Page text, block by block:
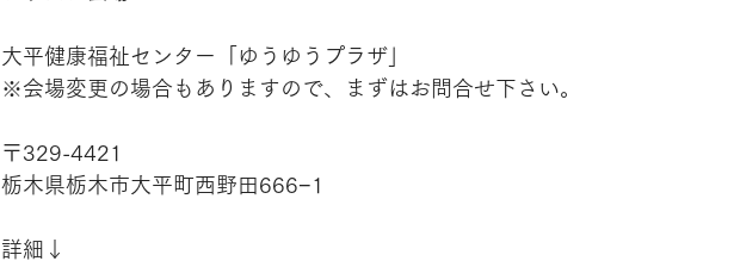
大平健康福祉センター「ゆうゆうプラザ」
※会場変更の場合もありますので、まずはお問合せ下さい。
〒329-4421
栃木県栃木市大平町西野田666−1
詳細↓